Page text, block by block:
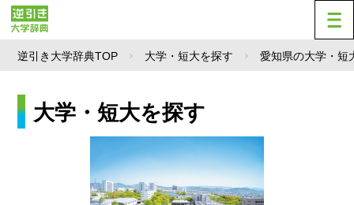
逆引き大学辞典TOP 大学・短大を探す 愛知県の大学・短
大学・短大を探す